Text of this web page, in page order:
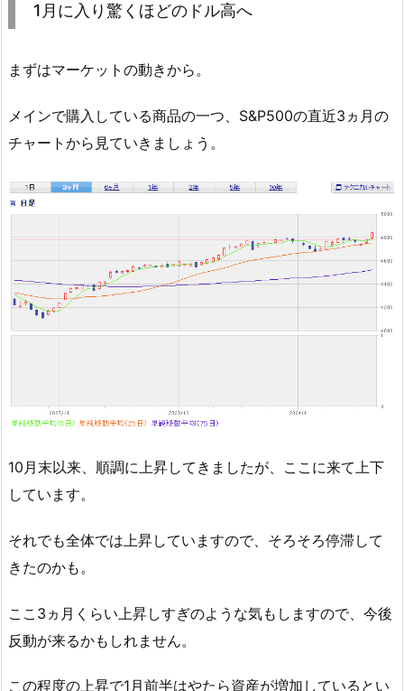
1月に入り驚くほどのドル高へ
まずはマーケットの動きから。
メインで購入している商品の一つ、S&P500の直近3ヵ月の
チャートから見ていきましょう。
10月末以来、順調に上昇してきましたが、ここに来て上下
しています。
それでも全体では上昇していますので、そろそろ停滞して
きたのかも。
ここ3ヵ月くらい上昇しすぎのような気もしますので、今後
反動が来るかもしれません。
この程度の上昇で1月前半はやたら資産が増加しているとい